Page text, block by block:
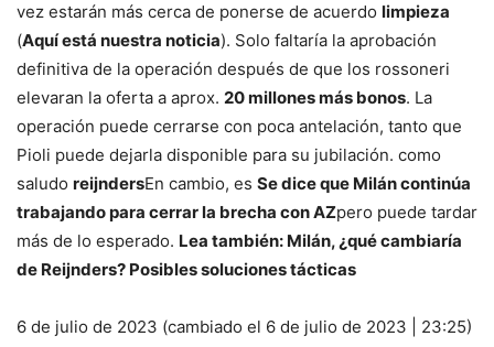
vez estarán más cerca de ponerse de acuerdo limpieza
(Aquí está nuestra noticia). Solo faltaría la aprobación
definitiva de la operación después de que los rossoneri
elevaran la oferta a aprox. 20 millones más bonos. La
operación puede cerrarse con poca antelación, tanto que
Pioli puede dejarla disponible para su jubilación. como
saludo reijndersEn cambio, es Se dice que Milán continúa
trabajando para cerrar la brecha con AZpero puede tardar
más de lo esperado. Lea también: Milán, ¿qué cambiaría
de Reijnders? Posibles soluciones tácticas
6 de julio de 2023 (cambiado el 6 de julio de 2023 | 23:25)